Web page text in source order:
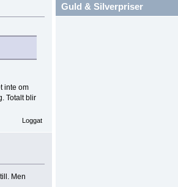
inte om
Totalt blir
Loggat
Men
Guld & Silverpriser